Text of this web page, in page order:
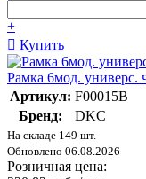
+
Купить
Рамка 6мод. универс.
Артикул: F00015B
Бренд:
DKC
На складе 149 шт.
Обновлено 06.08.2026
Розничная цена: